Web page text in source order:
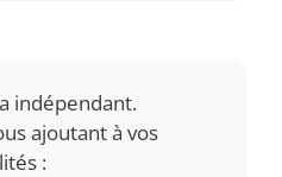
indépendant.
ajoutant à vos
: